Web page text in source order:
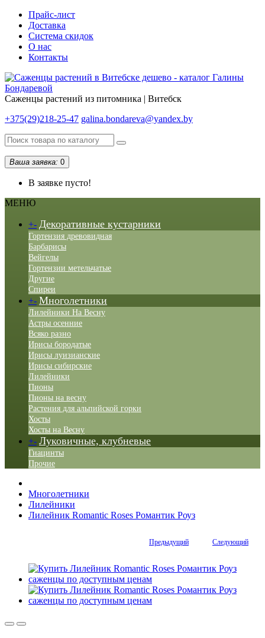
Прайс-лист
Доставка
Система скидок
О нас
Контакты
Саженцы растений из питомника | Витебск
+375(29)218-25-47 galina.bondareva@yandex.by
Ваша заявка: 0
В заявке пусто!
МЕНЮ
+- Декоративные кустарники
Гортензия древовидная
Барбарисы
Вейгелы
Гортензии метельчатые
Другие
Спиреи
+- Многолетники
Лилейники На Весну
Астры осенние
Всяко разно
Ирисы бородатые
Ирисы луизианские
Ирисы сибирские
Лилейники
Пионы
Пионы на весну
Растения для альпийской горки
Хосты
Хосты на Весну
+- Луковичные, клубневые
Гиацинты
Прочие
Многолетники
Лилейники
Лилейник Romantic Roses Романтик Роуз
Предыдущий Следующий